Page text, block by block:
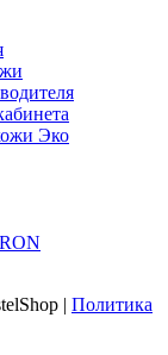
Эко
| Политика